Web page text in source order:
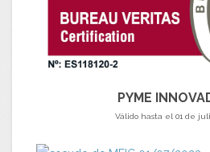
PYME
Válido hasta el 01 de